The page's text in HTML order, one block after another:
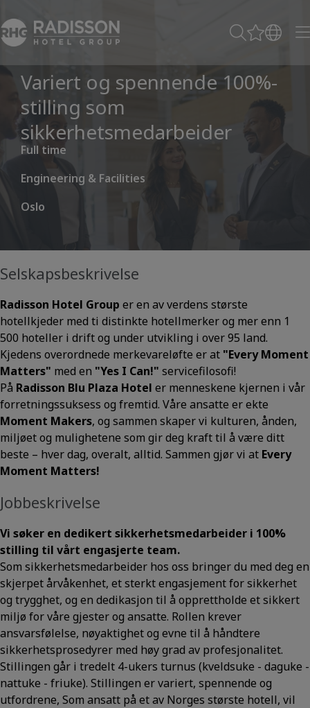
Variert og spennende 100%-
stilling som
sikkerhetsmedarbeider
Full time
Engineering & Facilities
Oslo
Selskapsbeskrivelse
Radisson Hotel Group er en av verdens største
hotellkjeder med ti distinkte hotellmerker og mer enn 1
500 hoteller i drift og under utvikling i over 95 land.
Kjedens overordnede merkevareløfte er at "Every Moment
Matters" med en "Yes I Can!" servicefilosofi!
På Radisson Blu Plaza Hotel er menneskene kjernen i vår
forretningssuksess og fremtid. Våre ansatte er ekte
Moment Makers, og sammen skaper vi kulturen, ånden,
miljøet og mulighetene som gir deg kraft til å være ditt
beste – hver dag, overalt, alltid. Sammen gjør vi at Every
Moment Matters!
Jobbeskrivelse
Vi søker en dedikert sikkerhetsmedarbeider i 100%
stilling til vårt engasjerte team.
Som sikkerhetsmedarbeider hos oss bringer du med deg en
skjerpet årvåkenhet, et sterkt engasjement for sikkerhet
og trygghet, og en dedikasjon til å opprettholde et sikkert
miljø for våre gjester og ansatte. Rollen krever
ansvarsfølelse, nøyaktighet og evne til å håndtere
sikkerhetsprosedyrer med høy grad av profesjonalitet.
Stillingen går i tredelt 4-ukers turnus (kveldsuke - daguke -
nattuke - friuke). Stillingen er variert, spennende og
utfordrene, Som ansatt på et av Norges største hotell, vil